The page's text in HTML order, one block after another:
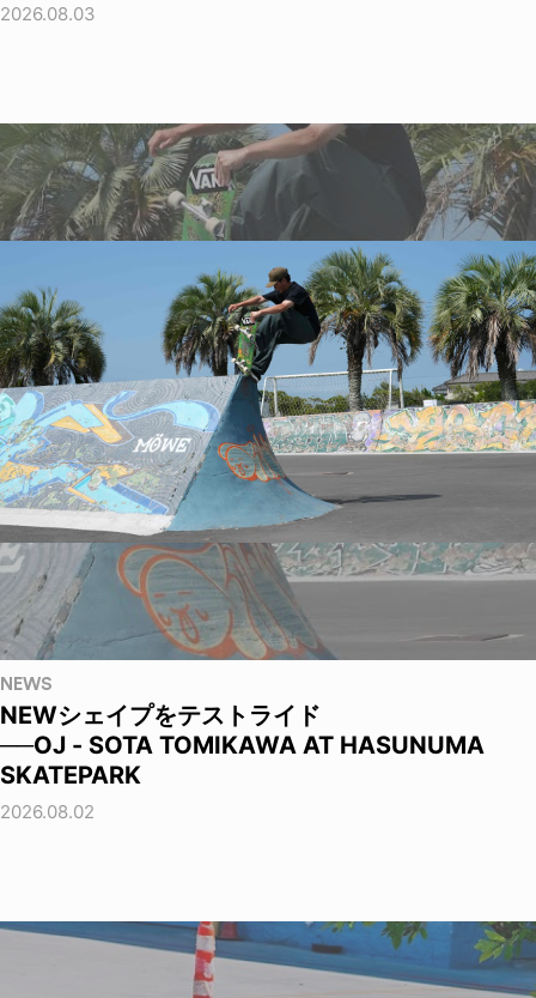
2026.08.03
NEWS
NEWシェイプをテストライド
──OJ - SOTA TOMIKAWA AT HASUNUMA
SKATEPARK
2026.08.02